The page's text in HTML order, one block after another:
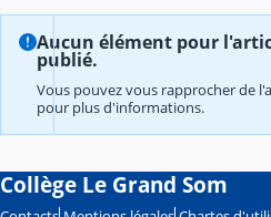
Aucun élément pour
publié.
Vous pouvez vous rapprocher de
pour plus d'informations.
Collège Le Grand Som